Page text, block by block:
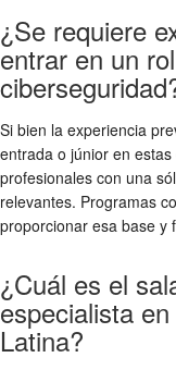
¿Se requiere
entrar en un
Si bien la experiencia
entrada o júnior en
profesionales con una
relevantes. Programas
proporcionar esa base y
¿Cuál es el
especialista
Latina?